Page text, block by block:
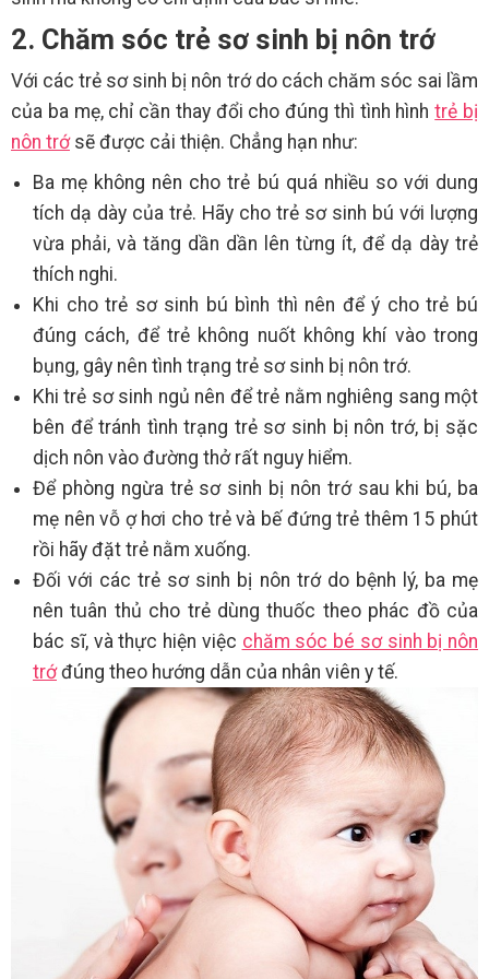
2. Chăm sóc trẻ sơ sinh bị nôn trớ
Với các trẻ sơ sinh bị nôn trớ do cách chăm sóc sai lầm
của ba mẹ, chỉ cần thay đổi cho đúng thì tình hìnhtrẻ bị
nôn trớsẽ được cải thiện. Chẳng hạn như:
Ba mẹ không nên cho trẻ bú quá nhiều so với dung
tích dạ dày của trẻ. Hãy cho trẻ sơ sinh bú với lượng
vừa phải, và tăng dần dần lên từng ít, để dạ dày trẻ
thích nghi.
Khi cho trẻ sơ sinh bú bình thì nên để ý cho trẻ bú
đúng cách, để trẻ không nuốt không khí vào trong
bụng, gây nên tình trạng trẻ sơ sinh bị nôn trớ.
Khi trẻ sơ sinh ngủ nên để trẻ nằm nghiêng sang một
bên để tránh tình trạng trẻ sơ sinh bị nôn trớ, bị sặc
dịch nôn vào đường thở rất nguy hiểm.
Để phòng ngừa trẻ sơ sinh bị nôn trớ sau khi bú, ba
mẹ nên vỗ ợ hơi cho trẻ và bế đứng trẻ thêm 15 phút
rồi hãy đặt trẻ nằm xuống.
Đối với các trẻ sơ sinh bị nôn trớ do bệnh lý, ba mẹ
nên tuân thủ cho trẻ dùng thuốc theo phác đồ của
bác sĩ, và thực hiện việc chăm sóc bé sơ sinh bị nôn
trớđúng theo hướng dẫn của nhân viên y tế.